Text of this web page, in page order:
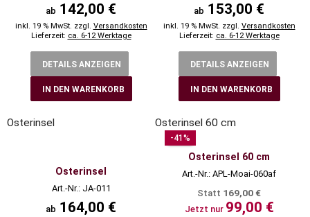
ab 142,00 €
inkl. 19 % MwSt. zzgl. Versandkosten
Lieferzeit: ca. 6-12 Werktage
DETAILS ANZEIGEN
IN DEN WARENKORB
ab 153,00 €
inkl. 19 % MwSt. zzgl. Versandkosten
Lieferzeit: ca. 6-12 Werktage
DETAILS ANZEIGEN
IN DEN WARENKORB
Osterinsel
Osterinsel
Art.-Nr.: JA-011
ab 164,00 €
Osterinsel 60 cm
-41%
Osterinsel 60 cm
Art.-Nr.: APL-Moai-060af
Statt 169,00 €
Jetzt nur 99,00 €